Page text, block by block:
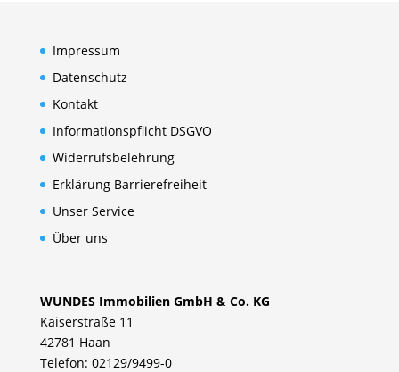
Impressum
Datenschutz
Kontakt
Informationspflicht DSGVO
Widerrufsbelehrung
Erklärung Barrierefreiheit
Unser Service
Über uns
WUNDES Immobilien GmbH & Co. KG
Kaiserstraße 11
42781 Haan
Telefon: 02129/9499-0